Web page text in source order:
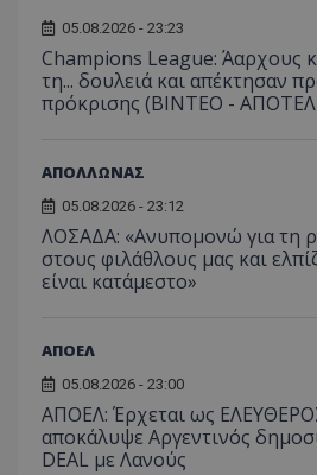
05.08.2026 - 23:23
Champions League: Άαρχους
τη... δουλειά και απέκτησαν
πρόκρισης (ΒΙΝΤΕΟ -
ΑΠΟΛΛΩΝΑΣ
05.08.2026 - 23:12
ΛΟΣΑΔΑ: «Ανυπομονώ για τη
στους φιλάθλους μας και
είναι κατάμεστο»
ΑΠΟΕΛ
05.08.2026 - 23:00
ΑΠΟΕΛ: Έρχεται ως
αποκάλυψε Αργεντινός
DEAL με Λανούς